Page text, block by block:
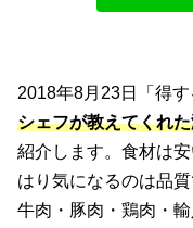
2018年8月23日「得す
シェフが教えてくれた
紹介します。食材は
はり気になるのは品質
牛肉・豚肉・鶏肉・